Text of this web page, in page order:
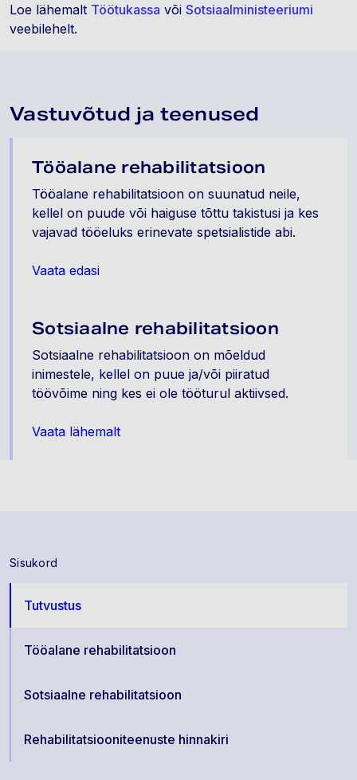
Sisukord
Tutvustus
Tööalane rehabilitatsioon
Sotsiaalne rehabilitatsioon
Rehabilitatsiooniteenuste hinnakiri
Loe lähemalt Töötukassa või Sotsiaalministeeriumi
veebilehelt.
Vastuvõtud ja teenused
Tööalane rehabilitatsioon
Tööalane rehabilitatsioon on suunatud neile,
kellel on puude või haiguse tõttu takistusi ja kes
vajavad tööeluks erinevate spetsialistide abi.
Vaata edasi
Sotsiaalne rehabilitatsioon
Sotsiaalne rehabilitatsioon on mõeldud
inimestele, kellel on puue ja/või piiratud
töövõime ning kes ei ole tööturul aktiivsed.
Vaata lähemalt